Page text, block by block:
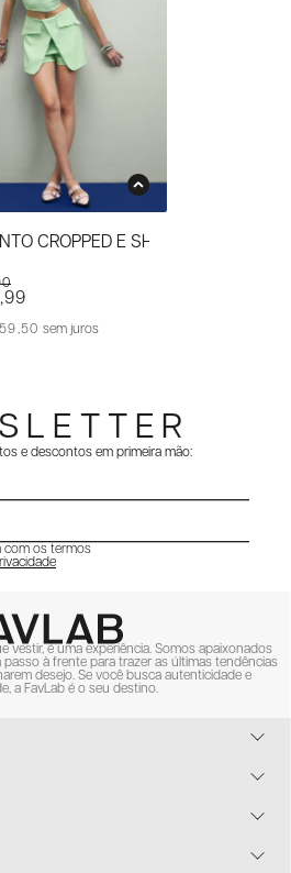
CROPPED E SHORTS SAIA COM
59,50sem juros
e descontos em primeira mão:
com os termos
vestir, é uma experiência. Somos apaixonados
à frente para trazer as últimas tendências
desejo. Se você busca autenticidade e
a FavLab é o seu destino.